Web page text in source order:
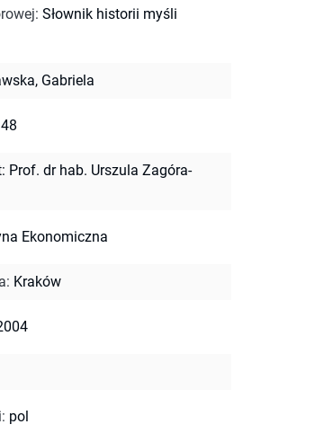
: Słownik historii myśli
Gabriela
Prof. dr hab. Urszula Zagóra-
Ekonomiczna
: Kraków
: pol